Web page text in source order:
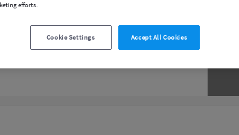
efforts.
Accept All Cookies
Cookie Settings